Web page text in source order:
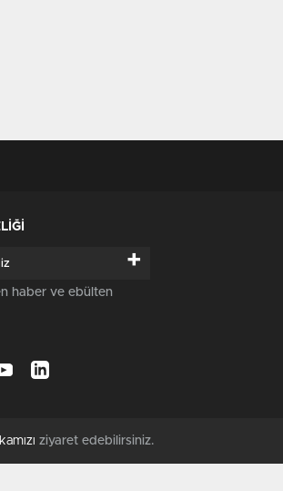
+
haber ve ebülten
ziyaret edebilirsiniz.